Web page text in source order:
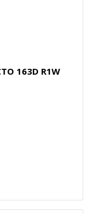
163D R1W